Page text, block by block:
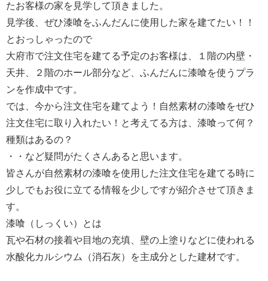
たお客様の家を見学して頂きました。
見学後、ぜひ漆喰をふんだんに使用した家を建てたい！！
とおっしゃったので
大府市で注文住宅を建てる予定のお客様は、１階の内壁・
天井、２階のホール部分など、ふんだんに漆喰を使うプラ
ンを作成中です。
では、今から注文住宅を建てよう！自然素材の漆喰をぜひ
注文住宅に取り入れたい！と考えてる方は、漆喰って何？
種類はあるの？
・・など疑問がたくさんあると思います。
皆さんが自然素材の漆喰を使用した注文住宅を建てる時に
少しでもお役に立てる情報を少しですが紹介させて頂きま
す。
漆喰（しっくい）とは
瓦や石材の接着や目地の充填、壁の上塗りなどに使われる
水酸化カルシウム（消石灰）を主成分とした建材です。